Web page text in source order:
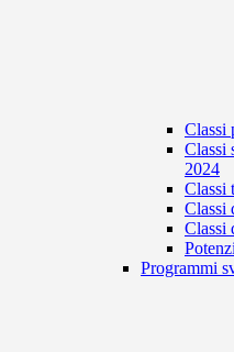
Classi
Classi
2024
Classi
Classi
Classi
Programmi